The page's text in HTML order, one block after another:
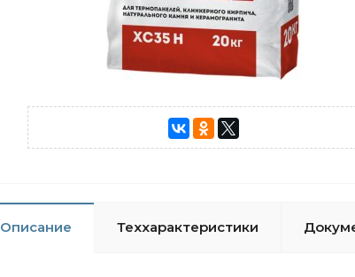
Описание Теххарактеристики